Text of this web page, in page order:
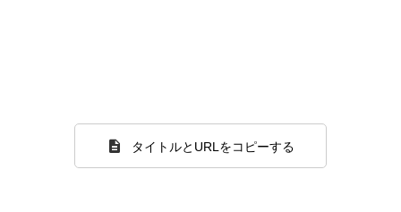
タイトルとURLをコピーする